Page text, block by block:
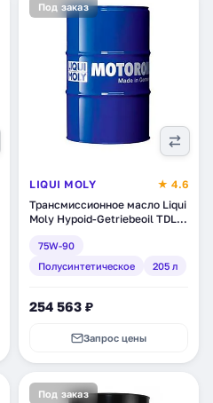
Под заказ
LIQUI MOLY
★ 4.6
Трансмиссионное масло Liqui
Moly Hypoid-Getriebeoil TDL
205 л (4709)
75W-90
Полусинтетическое
205 л
254 563 ₽
Запрос цены
Под заказ